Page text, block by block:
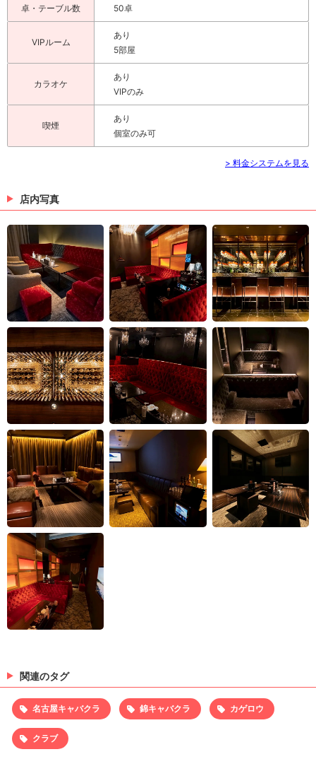
卓・テーブル数 50卓
VIPルーム
あり
5部屋
カラオケ
あり
VIPのみ
喫煙
あり
個室のみ可
> 料金システムを見る
店内写真
関連のタグ
名古屋キャバクラ 錦キャバクラ カゲロウ
クラブ